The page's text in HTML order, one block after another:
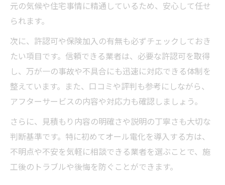
元の気候や住宅事情に精通しているため、安心して任せ
られます。
次に、許認可や保険加入の有無も必ずチェックしておき
たい項目です。信頼できる業者は、必要な許認可を取得
し、万が一の事故や不具合にも迅速に対応できる体制を
整えています。また、口コミや評判も参考にしながら、
アフターサービスの内容や対応力も確認しましょう。
さらに、見積もり内容の明確さや説明の丁寧さも大切な
判断基準です。特に初めてオール電化を導入する方は、
不明点や不安を気軽に相談できる業者を選ぶことで、施
工後のトラブルや後悔を防ぐことができます。